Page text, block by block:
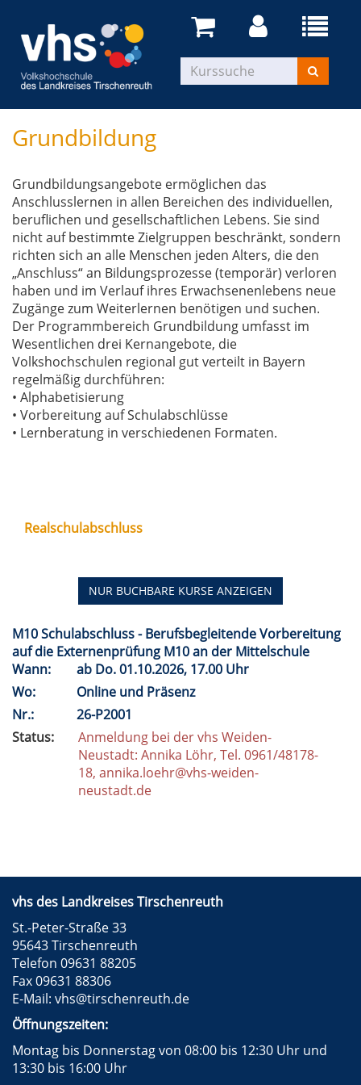
Grundbildung
Grundbildungsangebote ermöglichen das
Anschlusslernen in allen Bereichen des individuellen,
beruflichen und gesellschaftlichen Lebens. Sie sind
nicht auf bestimmte Zielgruppen beschränkt, sondern
richten sich an alle Menschen jeden Alters, die den
„Anschluss“ an Bildungsprozesse (temporär) verloren
haben und im Verlauf ihres Erwachsenenlebens neue
Zugänge zum Weiterlernen benötigen und suchen.
Der Programmbereich Grundbildung umfasst im
Wesentlichen drei Kernangebote, die
Volkshochschulen regional gut verteilt in Bayern
regelmäßig durchführen:
• Alphabetisierung
• Vorbereitung auf Schulabschlüsse
• Lernberatung in verschiedenen Formaten.
Realschulabschluss
NUR BUCHBARE KURSE ANZEIGEN
M10 Schulabschluss - Berufsbegleitende Vorbereitung
auf die Externenprüfung M10 an der Mittelschule
Wann:
ab Do.01.10.2026, 17.00 Uhr
Wo:
Online und Präsenz
Nr.:
26-P2001
Status:
Anmeldung bei der vhs Weiden-
Neustadt: Annika Löhr, Tel. 0961/48178-
18, annika.loehr@vhs-weiden-
neustadt.de
vhs des Landkreises Tirschenreuth
St.-Peter-Straße 33
95643 Tirschenreuth
Telefon 09631 88205
Fax 09631 88306
E-Mail: vhs@tirschenreuth.de
Öffnungszeiten:
Montag bis Donnerstag von 08:00 bis 12:30 Uhr und
13:30 bis 16:00 Uhr